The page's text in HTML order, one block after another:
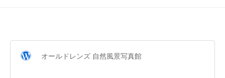
オールドレンズ 自然風景写真館